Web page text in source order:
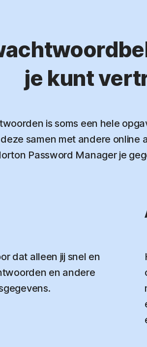
je kunt
is soms een hele
samen met andere online
Password Manager je
dat alleen jij snel en
en andere